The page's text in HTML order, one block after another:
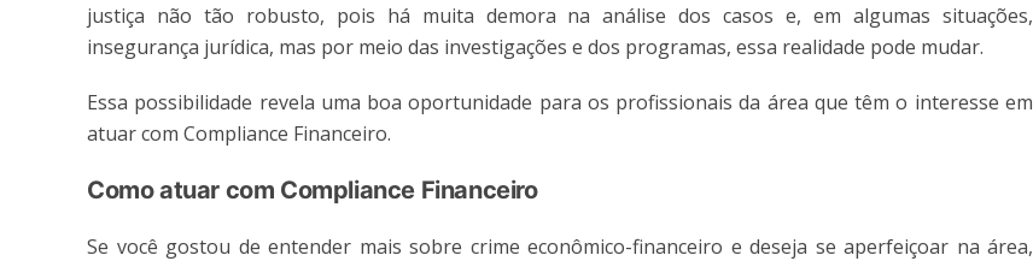
justiça não tão robusto, pois há muita demora na análise dos casos e, em algumas situações,
insegurança jurídica, mas por meio das investigações e dos programas, essa realidade pode mudar.
Essa possibilidade revela uma boa oportunidade para os profissionais da área que têm o interesse em
atuar com Compliance Financeiro.
Como atuar com Compliance Financeiro
Se você gostou de entender mais sobre crime econômico-financeiro e deseja se aperfeiçoar na área,